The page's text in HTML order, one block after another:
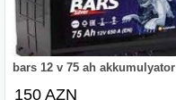
bars 12 v 75 ah akkumulyator
150 AZN